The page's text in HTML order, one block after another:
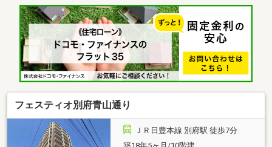
合わせください。◎内覧希望の方は、【見学予約す
る】ボタンから日程を指定して予約！土日祝日のご案
内はもちろんOK！（9：00～18：00）◎他の気になる
物件もまとめてご案内可能です！お急ぎの方は、
【0120-3377-14】までご連絡ください♪理想のマイホ
ーム探しをチームリノハウスが親切・丁寧にサポート
します。
フェスティオ別府青山通り
ＪＲ日豊本線 別府駅 徒歩7分